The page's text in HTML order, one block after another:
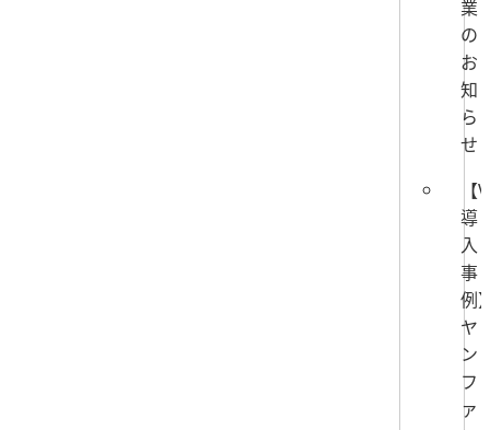
業
の
お
知
ら
せ
【
導
入
事
例
ヤ
ン
フ
ァ